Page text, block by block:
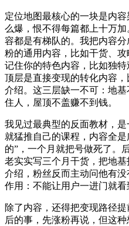
定位地图最核心的一块是内
么爆，恨不得每篇都上十万
容都是有梯队的。我把内容
粉的通用内容，比如干货、
记住你的特色内容，比如独
顶层是直接变现的转化内容
介绍。这三层缺一不可：地
住人，屋顶不盖赚不到钱。
我见过最典型的反面教材，
就猛推自己的课程，内容全
的”，一个月就把号做死了。
老实实写三个月干货，把地
介绍，粉丝反而主动问他有
作用：不能让用户一进门就看
除了内容，还得把变现路径
后的事，先涨粉再说，但这